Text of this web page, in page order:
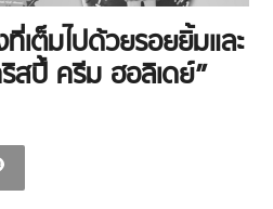
เต็มไปด้วยรอยยิ้มและ
สปี้ ครีม ฮอลิเดย์”